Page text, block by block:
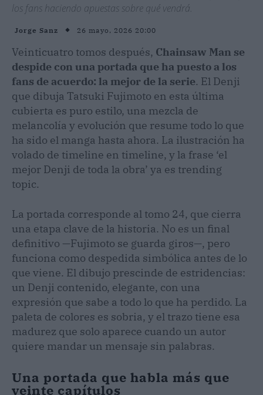
los fans haciendo apuestas sobre qué vendrá.
Jorge Sanz 26 mayo, 2026 20:00
Veinticuatro tomos después, Chainsaw Man se
despide con una portada que ha puesto a los
fans de acuerdo: la mejor de la serie. El Denji
que dibuja Tatsuki Fujimoto en esta última
cubierta es puro estilo, una mezcla de
melancolía y evolución que resume todo lo que
ha sido el manga hasta ahora. La ilustración ha
volado de timeline en timeline, y la frase ‘el
mejor Denji de toda la obra’ ya es trending
topic.
La portada corresponde al tomo 24, que cierra
una etapa clave de la historia. No es un final
definitivo —Fujimoto se guarda giros—, pero
funciona como despedida simbólica antes de lo
que viene. El dibujo prescinde de estridencias:
un Denji contenido, elegante, con una
expresión que sabe a todo lo que ha perdido. La
paleta de colores es sobria, y el trazo tiene esa
madurez que solo aparece cuando un autor
quiere mandar un mensaje sin palabras.
Una portada que habla más que
veinte capítulos